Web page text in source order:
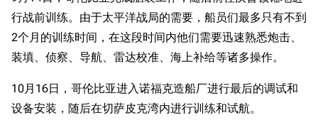
行战前训练。由于太平洋战局的需要，船员们最多只有不到
2个月的训练时间，在这段时间内他们需要迅速熟悉炮击、
装填、侦察、导航、雷达校准、海上补给等诸多操作。
10月16日，哥伦比亚进入诺福克造船厂进行最后的调试和
设备安装，随后在切萨皮克湾内进行训练和试航。